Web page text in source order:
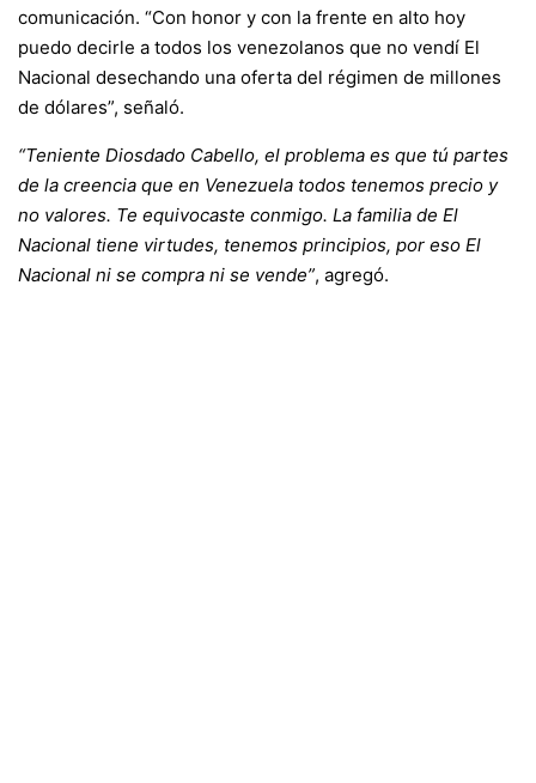
comunicación. “Con honor y con la frente en alto hoy
puedo decirle a todos los venezolanos que no vendí El
Nacional desechando una oferta del régimen de millones
de dólares”, señaló.
“Teniente Diosdado Cabello, el problema es que tú partes
de la creencia que en Venezuela todos tenemos precio y
no valores. Te equivocaste conmigo. La familia de El
Nacional tiene virtudes, tenemos principios, por eso El
Nacional ni se compra ni se vende”, agregó.